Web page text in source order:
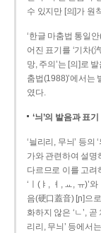
수 있지만 [의]가 원
‘한글 마춤법 통일
어진 표기를 ‘기차(
망, 주의’는 [의]로
춤법(1988)’에서는
였다.
‘늬’의 발음과 표기
‘늴리리, 무늬’ 등의
가와 관련하여 설명
다르므로 이를 고려
‘ㅣ(ㅑ, ㅕ, ㅛ, ㅠ)’
음(硬口蓋音) [ɲ]으
화하지 않은 ‘ㄴ’,
리리, 무늬’ 등에서